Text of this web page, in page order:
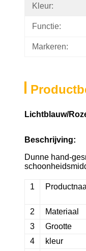
Kleur:
Functie:
Markeren:
Lichtblauw/
Beschrijving:
Dunne hand-
1
2
Materiaal
3
Grootte
4
kleur